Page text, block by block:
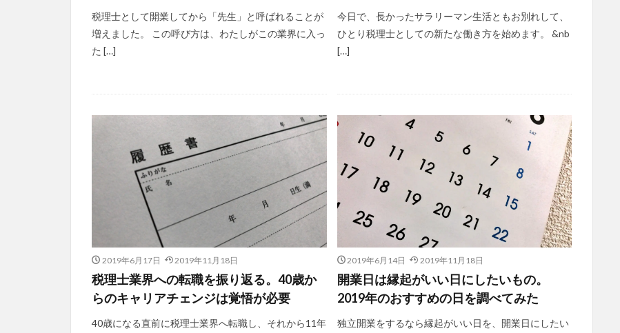
税理士として開業してから「先生」と呼ばれることが
増えました。 この呼び方は、わたしがこの業界に入っ
た […]
今日で、長かったサラリーマン生活ともお別れして、
ひとり税理士としての新たな働き方を始めます。 &nb
[…]
2019年6月17日 2019年11月18日
税理士業界への転職を振り返る。40歳か
らのキャリアチェンジは覚悟が必要
40歳になる直前に税理士業界へ転職し、それから11年
2019年6月14日 2019年11月18日
開業日は縁起がいい日にしたいもの。
2019年のおすすめの日を調べてみた
独立開業をするなら縁起がいい日を、開業日にしたい